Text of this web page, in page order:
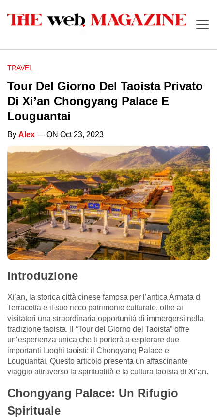
TRAVEL
Tour Del Giorno Del Taoista Privato
Di Xi’an Chongyang Palace E
Louguantai
By Alex — ON Oct 23, 2023
Introduzione
Xi’an, la storica città cinese famosa per l’antica Armata di
Terracotta e il suo ricco patrimonio culturale, offre ai
visitatori una straordinaria opportunità di immergersi nella
tradizione taoista. Il “Tour del Giorno del Taoista” offre
un’esperienza unica che ti porterà a esplorare due
importanti luoghi taoisti: il Chongyang Palace e
Louguantai. Questo articolo presenta un affascinante
viaggio attraverso la spiritualità e la cultura taoista di Xi’an.
Chongyang Palace: Un Rifugio
Spirituale